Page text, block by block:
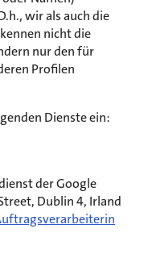
wir als auch die
nicht die
nur den für
Profilen
Dienste ein:
der Google
Dublin 4, Irland